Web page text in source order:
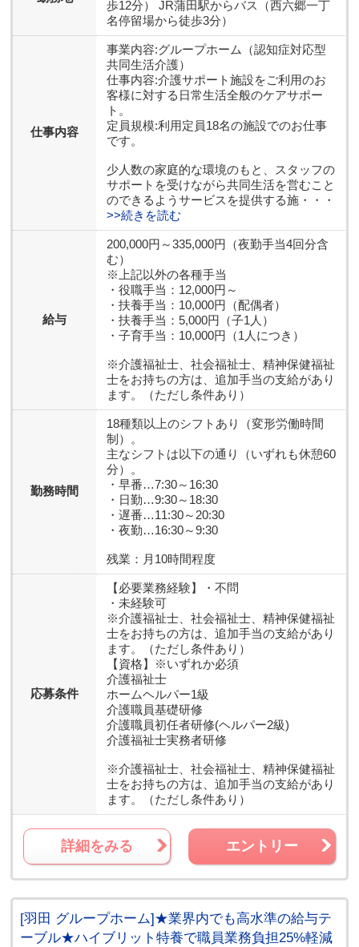
歩12分） JR蒲田駅からバス（西六郷一丁
名停留場から徒歩3分）
仕事内容
事業内容:グループホーム（認知症対応型
共同生活介護）
仕事内容:介護サポート施設をご利用のお
客様に対する日常生活全般のケアサポー
ト。
定員規模:利用定員18名の施設でのお仕事
です。
少人数の家庭的な環境のもと、スタッフの
サポートを受けながら共同生活を営むこと
のできるようサービスを提供する施・・・
>>続きを読む
給与
200,000円～335,000円（夜勤手当4回分含
む）
※上記以外の各種手当
・役職手当：12,000円～
・扶養手当：10,000円（配偶者）
・扶養手当：5,000円（子1人）
・子育手当：10,000円（1人につき）
※介護福祉士、社会福祉士、精神保健福祉
士をお持ちの方は、追加手当の支給があり
ます。（ただし条件あり）
勤務時間
18種類以上のシフトあり（変形労働時間
制）。
主なシフトは以下の通り（いずれも休憩60
分）。
・早番…7:30～16:30
・日勤…9:30～18:30
・遅番…11:30～20:30
・夜勤…16:30～9:30
残業：月10時間程度
応募条件
【必要業務経験】
・不問
・未経験可
※介護福祉士、社会福祉士、精神保健福祉
士をお持ちの方は、追加手当の支給があり
ます。（ただし条件あり）
【資格】
※いずれか必須
介護福祉士
ホームヘルパー1級
介護職員基礎研修
介護職員初任者研修(ヘルパー2級)
介護福祉士実務者研修
※介護福祉士、社会福祉士、精神保健福祉
士をお持ちの方は、追加手当の支給があり
ます。（ただし条件あり）
詳細をみる エントリー
[羽田 グループホーム]★業界内でも高水準の給与テ
ーブル★ハイブリット特養で職員業務負担25%軽減